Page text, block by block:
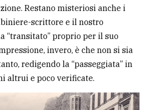
Restano misteriosi anche i
scrittore e il nostro
“transitato” proprio per il suo
invero, è che non si sia
redigendo la “passeggiata” in
altrui e poco verificate.